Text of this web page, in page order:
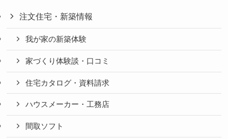
注文住宅・新築情報
我が家の新築体験
家づくり体験談・口コミ
住宅カタログ・資料請求
ハウスメーカー・工務店
間取ソフト